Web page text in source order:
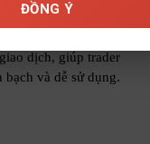
kiến thức Forex, đánh
dịch, giúp trader
và dễ sử dụng.
ĐỒNG Ý